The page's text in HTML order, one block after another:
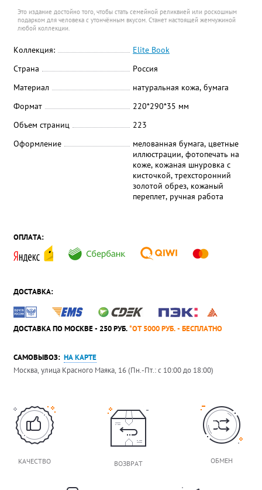
Это издание достойно того, чтобы стать семейной реликвией или роскошным
подарком для человека с утончённым вкусом. Станет настоящей жемчужиной
любой коллекции.
Коллекция:
Elite Book
Страна
Россия
Материал
натуральная кожа, бумага
Формат
220*290*35 мм
Объем страниц
223
Оформление
мелованная бумага, цветные
иллюстрации, фотопечать на
коже, кожаная шнуровка с
кисточкой, трехсторонний
золотой обрез, кожаный
переплет, ручная работа
ОПЛАТА:
ДОСТАВКА:
ДОСТАВКА ПО МОСКВЕ - 250 РУБ.*ОТ 5000 РУБ. - БЕСПЛАТНО
САМОВЫВОЗ: НА КАРТЕ
Москва, улица Красного Маяка, 16 (Пн.-Пт.: с 10:00 до 18:00)
КАЧЕСТВО ВОЗВРАТ ОБМЕН